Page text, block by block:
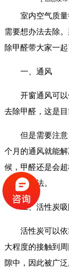
室内空气质
需要想办法去除
除甲醛带大家一起
一、通风
开窗通风可
去除甲醛，这是目
但是需要注
个月的通风就能
候，甲醛还是会
的辅助方法。
二、活性炭
活性炭可以
大程度的接触到
隙中，因此被广